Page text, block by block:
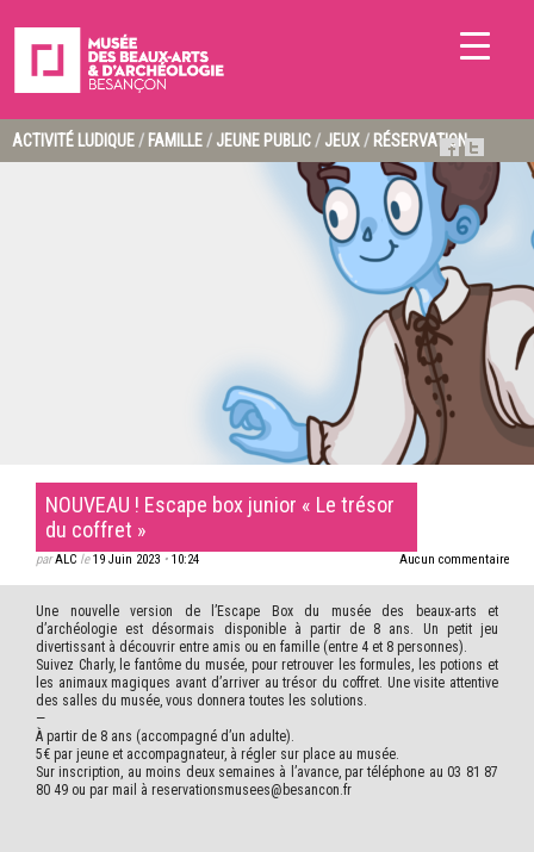
ACTIVITÉ LUDIQUE / FAMILLE / JEUNE PUBLIC / JEUX / RÉSERVATION
NOUVEAU ! Escape box junior « Le trésor
du coffret »
parALC le19 Juin 2023 • 10:24 Aucun commentaire
Une nouvelle version de l’Escape Box du musée des beaux-arts et
d’archéologie est désormais disponible à partir de 8 ans. Un petit jeu
divertissant à découvrir entre amis ou en famille (entre 4 et 8 personnes).
Suivez Charly, le fantôme du musée, pour retrouver les formules, les potions et
les animaux magiques avant d’arriver au trésor du coffret. Une visite attentive
des salles du musée, vous donnera toutes les solutions.
—
À partir de 8 ans (accompagné d’un adulte).
5€ par jeune et accompagnateur, à régler sur place au musée.
Sur inscription, au moins deux semaines à l’avance, par téléphone au 03 81 87
80 49 ou par mail à reservationsmusees@besancon.fr